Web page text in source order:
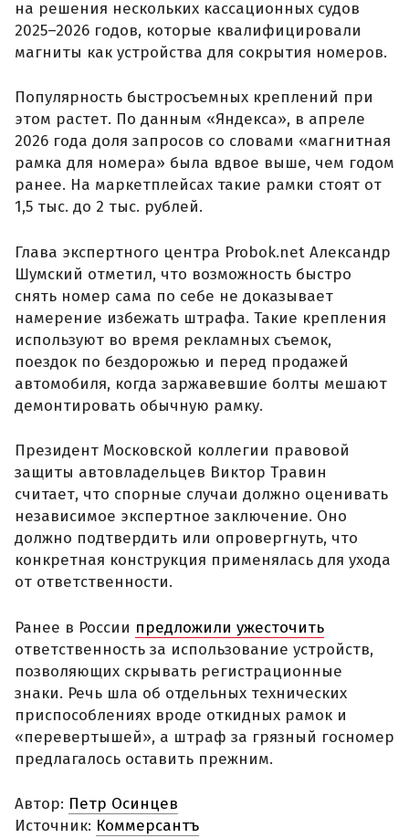
на решения нескольких кассационных судов
2025–2026 годов, которые квалифицировали
магниты как устройства для сокрытия номеров.
Популярность быстросъемных креплений при
этом растет. По данным «Яндекса», в апреле
2026 года доля запросов со словами «магнитная
рамка для номера» была вдвое выше, чем годом
ранее. На маркетплейсах такие рамки стоят от
1,5 тыс. до 2 тыс. рублей.
Глава экспертного центра Probok.net Александр
Шумский отметил, что возможность быстро
снять номер сама по себе не доказывает
намерение избежать штрафа. Такие крепления
используют во время рекламных съемок,
поездок по бездорожью и перед продажей
автомобиля, когда заржавевшие болты мешают
демонтировать обычную рамку.
Президент Московской коллегии правовой
защиты автовладельцев Виктор Травин
считает, что спорные случаи должно оценивать
независимое экспертное заключение. Оно
должно подтвердить или опровергнуть, что
конкретная конструкция применялась для ухода
от ответственности.
Ранее в России предложили ужесточить
ответственность за использование устройств,
позволяющих скрывать регистрационные
знаки. Речь шла об отдельных технических
приспособлениях вроде откидных рамок и
«перевертышей», а штраф за грязный госномер
предлагалось оставить прежним.
Автор: Петр Осинцев
Источник: Коммерсантъ